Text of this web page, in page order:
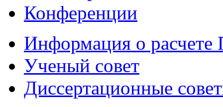
Конференции
Информация о
Ученый совет
Диссертационные